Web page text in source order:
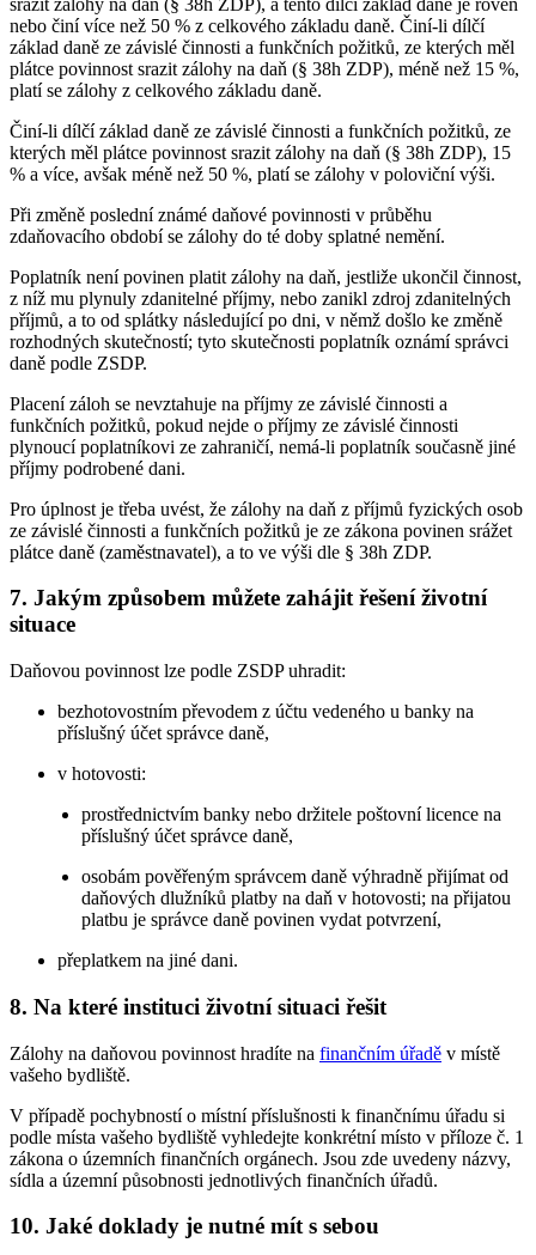
nebo činí více než 50 % z celkového základu daně. Činí-li dílčí
základ daně ze závislé činnosti a funkčních požitků, ze kterých měl
plátce povinnost srazit zálohy na daň (§ 38h ZDP), méně než 15 %,
platí se zálohy z celkového základu daně.
Činí-li dílčí základ daně ze závislé činnosti a funkčních požitků, ze
kterých měl plátce povinnost srazit zálohy na daň (§ 38h ZDP), 15
% a více, avšak méně než 50 %, platí se zálohy v poloviční výši.
Při změně poslední známé daňové povinnosti v průběhu
zdaňovacího období se zálohy do té doby splatné nemění.
Poplatník není povinen platit zálohy na daň, jestliže ukončil činnost,
z níž mu plynuly zdanitelné příjmy, nebo zanikl zdroj zdanitelných
příjmů, a to od splátky následující po dni, v němž došlo ke změně
rozhodných skutečností; tyto skutečnosti poplatník oznámí správci
daně podle ZSDP.
Placení záloh se nevztahuje na příjmy ze závislé činnosti a
funkčních požitků, pokud nejde o příjmy ze závislé činnosti
plynoucí poplatníkovi ze zahraničí, nemá-li poplatník současně jiné
příjmy podrobené dani.
Pro úplnost je třeba uvést, že zálohy na daň z příjmů fyzických osob
ze závislé činnosti a funkčních požitků je ze zákona povinen srážet
plátce daně (zaměstnavatel), a to ve výši dle § 38h ZDP.
7. Jakým způsobem můžete zahájit řešení životní
situace
Daňovou povinnost lze podle ZSDP uhradit:
bezhotovostním převodem z účtu vedeného u banky na
příslušný účet správce daně,
v hotovosti:
prostřednictvím banky nebo držitele poštovní licence na
příslušný účet správce daně,
osobám pověřeným správcem daně výhradně přijímat od
daňových dlužníků platby na daň v hotovosti; na přijatou
platbu je správce daně povinen vydat potvrzení,
přeplatkem na jiné dani.
8. Na které instituci životní situaci řešit
Zálohy na daňovou povinnost hradíte na finančním úřadě v místě
vašeho bydliště.
V případě pochybností o místní příslušnosti k finančnímu úřadu si
podle místa vašeho bydliště vyhledejte konkrétní místo v příloze č. 1
zákona o územních finančních orgánech. Jsou zde uvedeny názvy,
sídla a územní působnosti jednotlivých finančních úřadů.
10. Jaké doklady je nutné mít s sebou